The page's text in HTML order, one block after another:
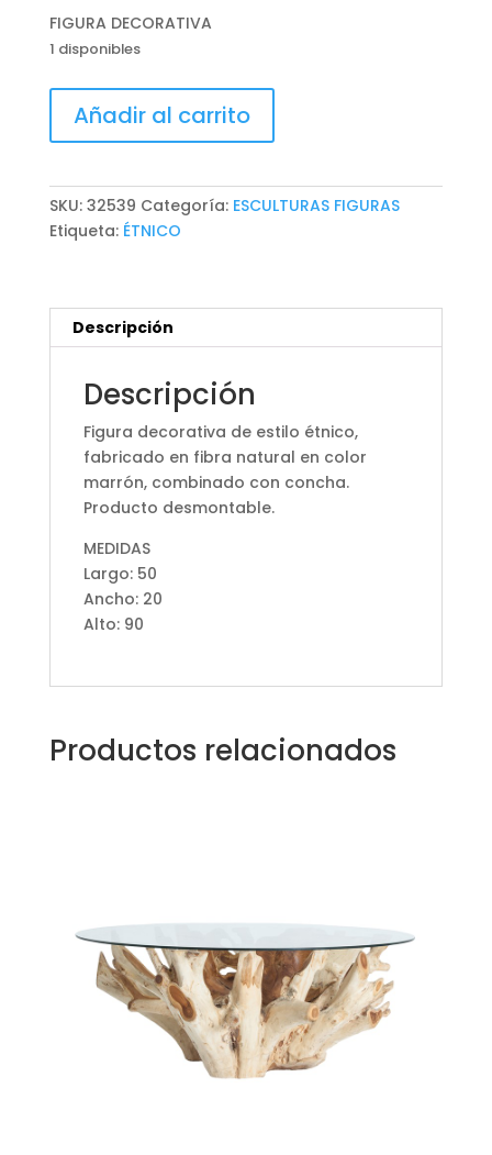
FIGURA DECORATIVA
1 disponibles
DECORATIVA
cantidad
Añadir al carrito
SKU: 32539 Categoría: ESCULTURAS FIGURAS
Etiqueta: ÉTNICO
Descripción
Descripción
Figura decorativa de estilo étnico,
fabricado en fibra natural en color
marrón, combinado con concha.
Producto desmontable.
MEDIDAS
Largo: 50
Ancho: 20
Alto: 90
Productos relacionados